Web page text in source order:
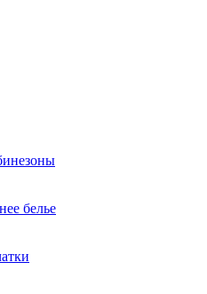
белье